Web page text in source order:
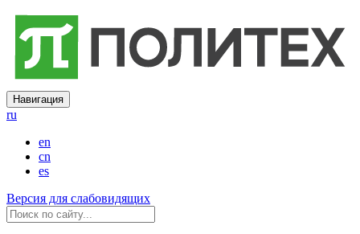
Навигация
ru
en
cn
es
Версия для слабовидящих